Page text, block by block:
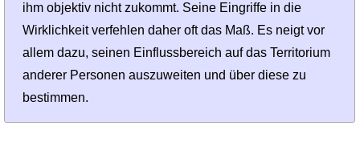
ihm objektiv nicht zukommt. Seine Eingriffe in die
Wirklichkeit verfehlen daher oft das Maß. Es neigt vor
allem dazu, seinen Einflussbereich auf das Territorium
anderer Personen auszuweiten und über diese zu
bestimmen.